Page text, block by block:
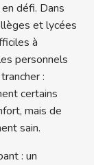
défi. Dans
et lycées
à
personnels
:
certains
mais de
sain.
: un